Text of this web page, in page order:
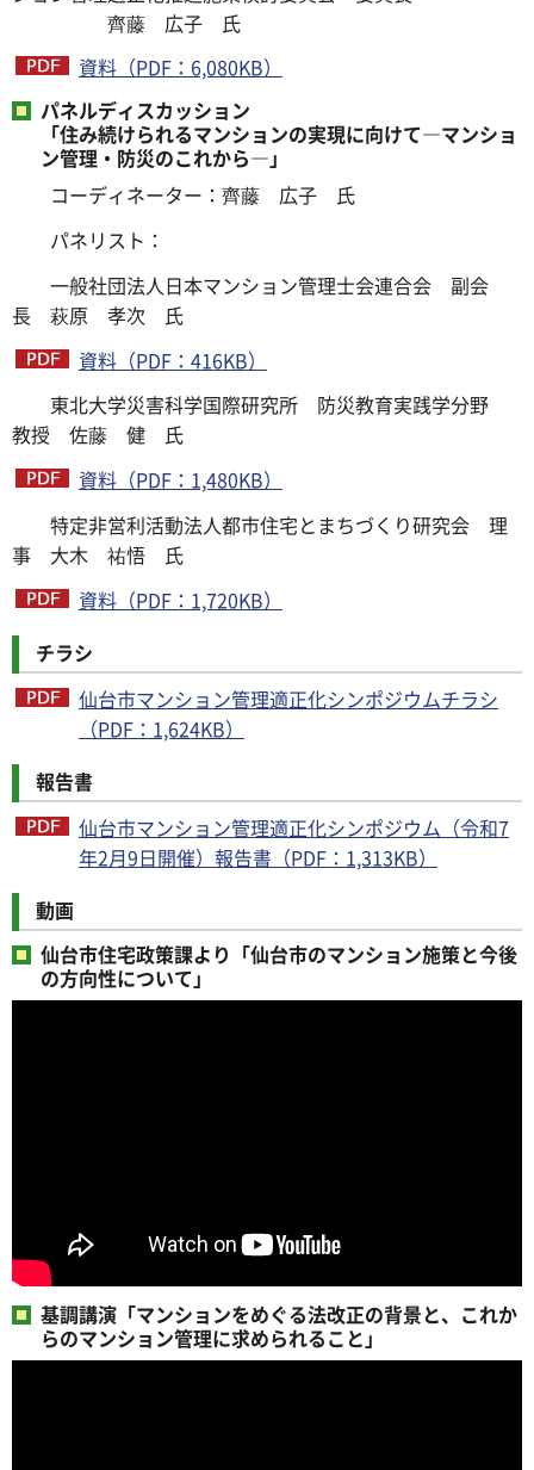
齊藤 広子 氏
資料（PDF：6,080KB）
パネルディスカッション
「住み続けられるマンションの実現に向けて―マンショ
ン管理・防災のこれから―」
コーディネーター：齊藤 広子 氏
パネリスト：
一般社団法人日本マンション管理士会連合会 副会
長 萩原 孝次 氏
資料（PDF：416KB）
東北大学災害科学国際研究所 防災教育実践学分野
教授 佐藤 健 氏
資料（PDF：1,480KB）
特定非営利活動法人都市住宅とまちづくり研究会 理
事 大木 祐悟 氏
資料（PDF：1,720KB）
チラシ
仙台市マンション管理適正化シンポジウムチラシ
（PDF：1,624KB）
報告書
仙台市マンション管理適正化シンポジウム（令和7
年2月9日開催）報告書（PDF：1,313KB）
動画
仙台市住宅政策課より「仙台市のマンション施策と今後
の方向性について」
基調講演「マンションをめぐる法改正の背景と、これか
らのマンション管理に求められること」